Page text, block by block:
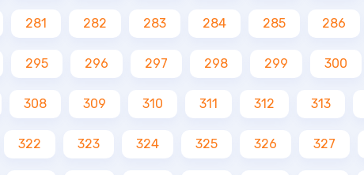
281 282 283 284 285 286
295 296 297 298 299 300
308 309 310 311 312 313
322 323 324 325 326 327